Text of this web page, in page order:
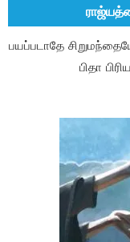
பயப்படாதே
பிதா